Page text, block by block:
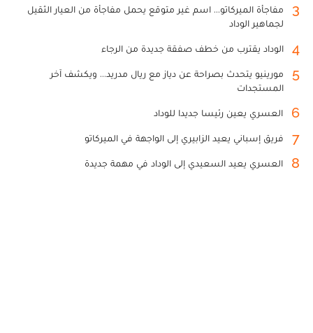
3
مفاجأة الميركاتو... اسم غير متوقع يحمل مفاجأة من العيار الثقيل
لجماهير الوداد
4 الوداد يقترب من خطف صفقة جديدة من الرجاء
5
مورينيو يتحدث بصراحة عن دياز مع ريال مدريد... ويكشف آخر
المستجدات
6 العسري يعين رئيسا جديدا للوداد
7 فريق إسباني يعيد الزابيري إلى الواجهة في الميركاتو
8 العسري يعيد السعيدي إلى الوداد في مهمة جديدة